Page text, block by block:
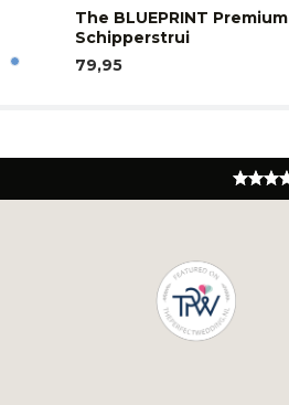
The BLUEPRINT Premium
Schipperstrui
79,95